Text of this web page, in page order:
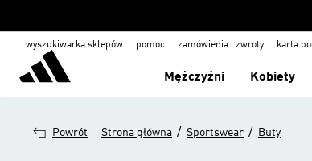
wyszukiwarka sklepów pomoc zamówienia i zwroty karta
Mężczyźni Kobiety
Powrót Strona główna / Sportswear / Buty